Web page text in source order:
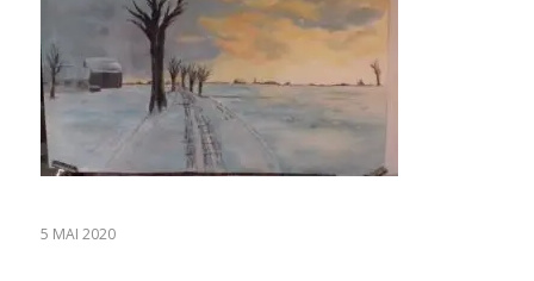
5 MAI 2020